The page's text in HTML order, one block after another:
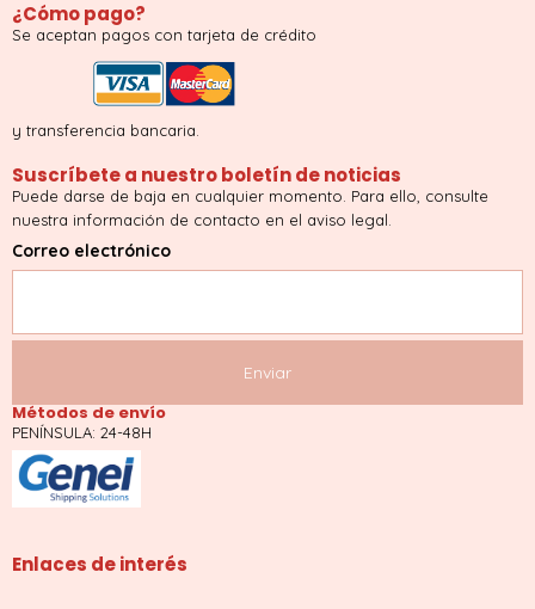
¿Cómo pago?
Se aceptan pagos con tarjeta de crédito
y transferencia bancaria.
Suscríbete a nuestro boletín de noticias
Puede darse de baja en cualquier momento. Para ello, consulte
nuestra información de contacto en el aviso legal.
Correo electrónico
Métodos de envío
PENÍNSULA: 24-48H
Enlaces de interés